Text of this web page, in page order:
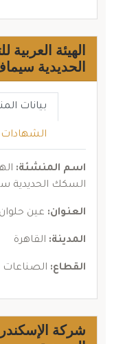
الهيئة
الحديدية
بيانات
الشهادات
اسم المنشئة:
السكك الحديدية
العنوان: عين
المدينة: القاهرة
القطاع: الصناعات
شركة